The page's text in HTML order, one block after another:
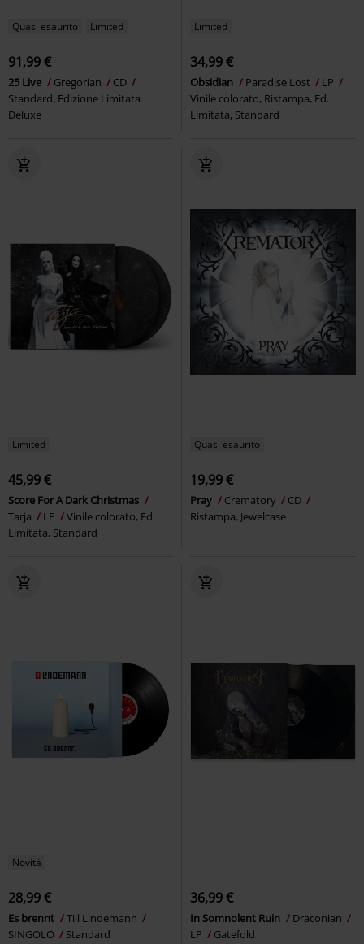
Quasi esaurito Limited
91,99 €
25 Live Gregorian
CD
Standard, Edizione Limitata
Deluxe
Limited
34,99 €
Obsidian Paradise Lost
LP
Vinile colorato, Ristampa, Ed.
Limitata, Standard
Limited
45,99 €
Score For A Dark Christmas
Tarja
LP
Vinile colorato, Ed.
Limitata, Standard
Quasi esaurito
19,99 €
Pray Crematory
CD
Ristampa, Jewelcase
Novità
28,99 €
Es brennt
Till Lindemann
SINGOLO
Standard
36,99 €
In Somnolent Ruin
Draconian
LP
Gatefold